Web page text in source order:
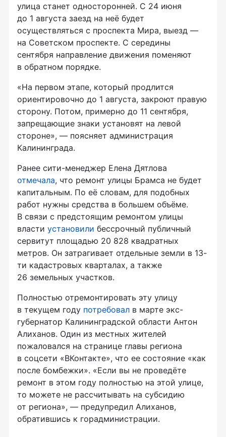
улица станет односторонней. С 24 июня
до 1 августа заезд на неё будет
осуществляться с проспекта Мира, выезд —
на Советском проспекте. С середины
сентября направление движения поменяют
в обратном порядке.
«На первом этапе, который продлится
ориентировочно до 1 августа, закроют правую
сторону. Потом, примерно до 11 сентября,
запрещающие знаки установят на левой
стороне», — поясняет администрация
Калининграда.
Ранее сити-менеджер Елена Дятлова
отмечала, что ремонт улицы Брамса не будет
капитальным. По её словам, для подобных
работ нужны средства в большем объёме.
В связи с предстоящим ремонтом улицы
власти установили бессрочный публичный
сервитут площадью 20 828 квадратных
метров. Он затрагивает отдельные земли в 13-
ти кадастровых кварталах, а также
26 земельных участков.
Полностью отремонтировать эту улицу
в текущем году потребовал в марте экс-
губернатор Калининградской области Антон
Алиханов. Один из местных жителей
пожаловался на странице главы региона
в соцсети «ВКонтакте», что ее состояние «как
после бомбежки». «Если вы не проведёте
ремонт в этом году полностью на этой улице,
то можете не рассчитывать на субсидию
от региона», — предупредил Алиханов,
обратившись к горадминистрации.